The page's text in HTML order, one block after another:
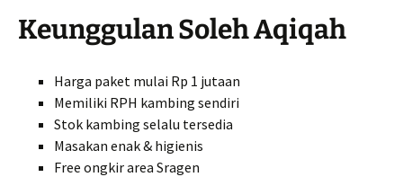
Keunggulan Soleh Aqiqah
Harga paket mulai Rp 1 jutaan
Memiliki RPH kambing sendiri
Stok kambing selalu tersedia
Masakan enak & higienis
Free ongkir area Sragen